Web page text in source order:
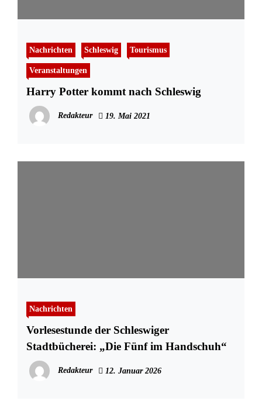
Nachrichten Schleswig Tourismus
Veranstaltungen
Harry Potter kommt nach Schleswig
Redakteur 19. Mai 2021
Nachrichten
Vorlesestunde der Schleswiger
Stadtbücherei: „Die Fünf im Handschuh“
Redakteur 12. Januar 2026